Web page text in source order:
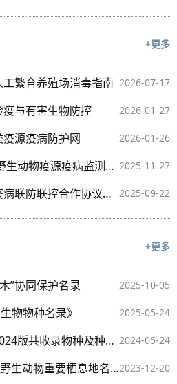
+更多
2026-07-17
繁育养殖场消毒指南
2026-01-27
与有害生物防控
2026-01-26
源疫病防护网
2025-11-27
山西举办2025年度陆生野生动物疫源疫病监测防控培训班
2025-09-22
川南片区野生动物疫源疫病联防联控合作协议成功签订
+更多
2025-10-05
”协同保护名录
2025-05-24
物物种名录》
2024-05-24
《中国生物物种名录》2024版共收录物种及种下单元155364个
2023-12-20
我国发布首批789处陆生野生动物重要栖息地名录